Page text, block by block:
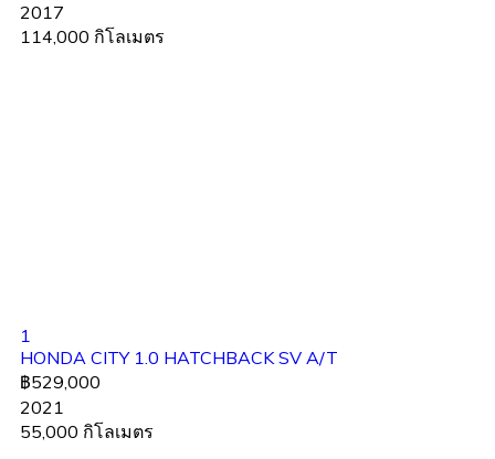
2017
114,000 กิโลเมตร
1
HONDA CITY 1.0 HATCHBACK SV A/T
฿529,000
2021
55,000 กิโลเมตร